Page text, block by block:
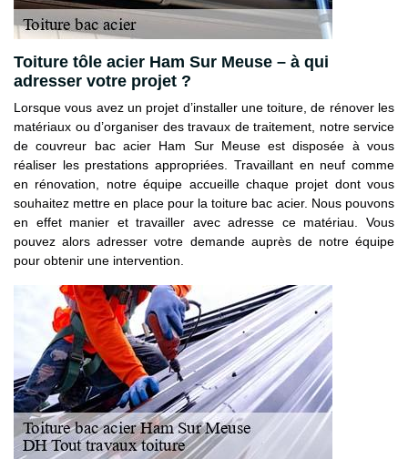
Toiture tôle acier Ham Sur Meuse – à qui
adresser votre projet ?
Lorsque vous avez un projet d’installer une toiture, de rénover les
matériaux ou d’organiser des travaux de traitement, notre service
de couvreur bac acier Ham Sur Meuse est disposée à vous
réaliser les prestations appropriées. Travaillant en neuf comme
en rénovation, notre équipe accueille chaque projet dont vous
souhaitez mettre en place pour la toiture bac acier. Nous pouvons
en effet manier et travailler avec adresse ce matériau. Vous
pouvez alors adresser votre demande auprès de notre équipe
pour obtenir une intervention.